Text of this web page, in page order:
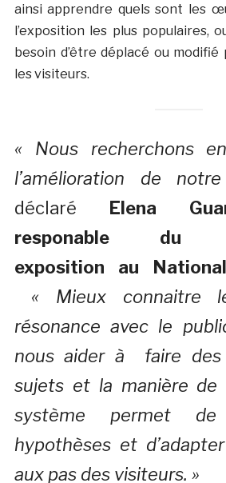
ainsi apprendre quels sont les
l’exposition les plus populaires,
besoin d’être déplacé ou modifié
les visiteurs.
« Nous recherchons
l’amélioration de
déclaré Elena
responable du
exposition au
« Mieux connaitre
résonance avec le
nous aider à faire des
sujets et la manière de
système permet
hypothèses et
aux pas des visiteurs. »